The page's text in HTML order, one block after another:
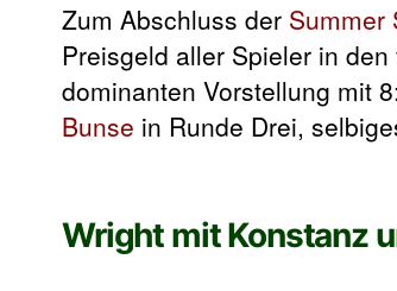
Zum Abschluss der Summer
Preisgeld aller Spieler in
dominanten Vorstellung mit
Bunse in Runde Drei,
Wright mit Konstanz